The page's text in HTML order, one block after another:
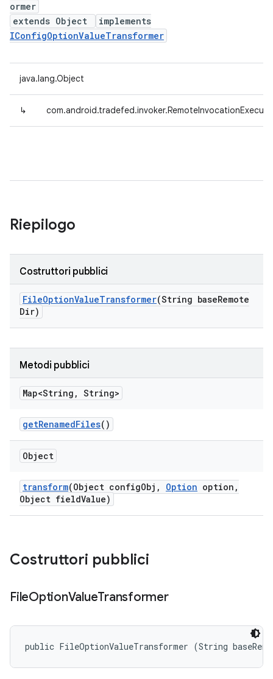
ormer
extends Object
implements
IConfigOptionValueTransformer
java.lang.Object
↳
Riepilogo
Costruttori pubblici
FileOptionValueTransformer(String baseRemote
Dir)
Metodi pubblici
Map<String , String>
getRenamedFiles()
Object
transform(Object configObj , Option option ,
Object fieldValue)
Costruttori pubblici
FileOptionValueTransformer
public FileOptionValueTransformer (String